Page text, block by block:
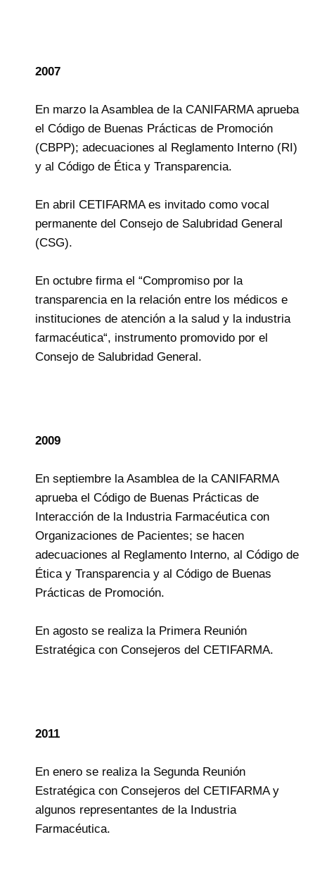
2007
En marzo la Asamblea de la CANIFARMA aprueba
el Código de Buenas Prácticas de Promoción
(CBPP); adecuaciones al Reglamento Interno (RI)
y al Código de Ética y Transparencia.
En abril CETIFARMA es invitado como vocal
permanente del Consejo de Salubridad General
(CSG).
En octubre firma el “Compromiso por la
transparencia en la relación entre los médicos e
instituciones de atención a la salud y la industria
farmacéutica“, instrumento promovido por el
Consejo de Salubridad General.
2009
En septiembre la Asamblea de la CANIFARMA
aprueba el Código de Buenas Prácticas de
Interacción de la Industria Farmacéutica con
Organizaciones de Pacientes; se hacen
adecuaciones al Reglamento Interno, al Código de
Ética y Transparencia y al Código de Buenas
Prácticas de Promoción.
En agosto se realiza la Primera Reunión
Estratégica con Consejeros del CETIFARMA.
2011
En enero se realiza la Segunda Reunión
Estratégica con Consejeros del CETIFARMA y
algunos representantes de la Industria
Farmacéutica.